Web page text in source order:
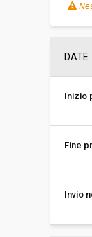
DATE
Inizio
Fine
Invio